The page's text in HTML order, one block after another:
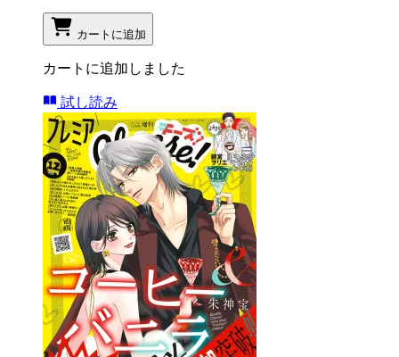
カートに追加
カートに追加しました
試し読み